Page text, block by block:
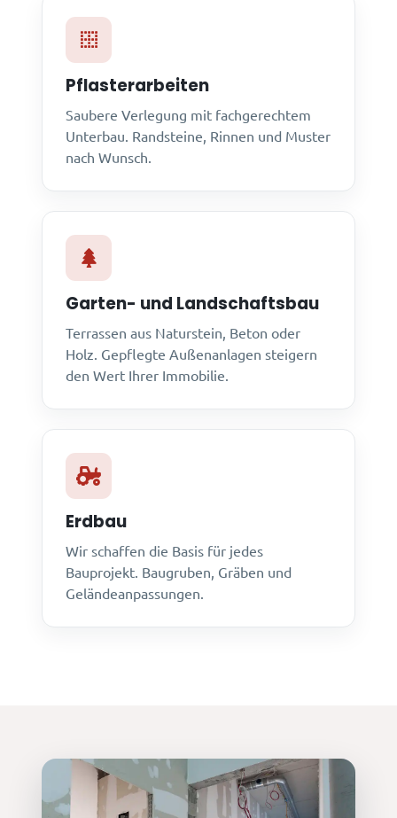
Pflasterarbeiten
Saubere Verlegung mit fachgerechtem
Unterbau. Randsteine, Rinnen und Muster
nach Wunsch.
Garten- und Landschaftsbau
Terrassen aus Naturstein, Beton oder
Holz. Gepflegte Außenanlagen steigern
den Wert Ihrer Immobilie.
Erdbau
Wir schaffen die Basis für jedes
Bauprojekt. Baugruben, Gräben und
Geländeanpassungen.